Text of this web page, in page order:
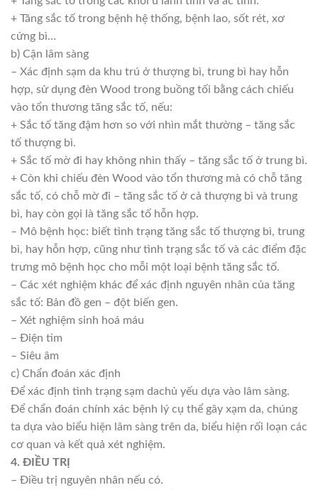
+ Tăng sắc tố trong bệnh hệ thống, bệnh lao, sốt rét, xơ
cứng bì…
b) Cận lâm sàng
– Xác định sạm da khu trú ở thượng bì, trung bì hay hỗn
hợp, sử dụng đèn Wood trong buồng tối bằng cách chiếu
vào tổn thương tăng sắc tố, nếu:
+ Sắc tố tăng đậm hơn so với nhìn mắt thường – tăng sắc
tố thượng bì.
+ Sắc tố mờ đi hay không nhìn thấy – tăng sắc tố ở trung bì.
+ Còn khi chiếu đèn Wood vào tổn thương mà có chỗ tăng
sắc tố, có chỗ mờ đi – tăng sắc tố ở cả thượng bì và trung
bì, hay còn gọi là tăng sắc tố hỗn hợp.
– Mô bệnh học: biết tình trạng tăng sắc tố thượng bì, trung
bì, hay hỗn hợp, cũng như tình trạng sắc tố và các điểm đặc
trưng mô bệnh học cho mỗi một loại bệnh tăng sắc tố.
– Các xét nghiệm khác để xác định nguyên nhân của tăng
sắc tố: Bản đồ gen – đột biến gen.
– Xét nghiệm sinh hoá máu
– Điện tim
– Siêu âm
c) Chẩn đoán xác định
Để xác định tình trạng sạm dachủ yếu dựa vào lâm sàng.
Để chẩn đoán chính xác bệnh lý cụ thể gây xạm da, chúng
ta dựa vào biểu hiện lâm sàng trên da, biểu hiện rối loạn các
cơ quan và kết quả xét nghiệm.
4. ĐIỀU TRỊ
– Điều trị nguyên nhân nếu có.